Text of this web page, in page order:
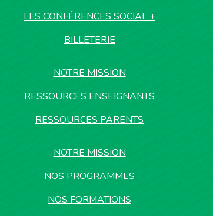
LES CONFÉRENCES SOCIAL +
BILLETERIE
NOTRE MISSION
RESSOURCES ENSEIGNANTS
RESSOURCES PARENTS
NOTRE MISSION
NOS PROGRAMMES
NOS FORMATIONS